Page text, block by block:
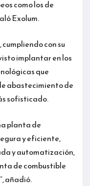
como los de
Exolum.
con su
implantar en los
que
abastecimiento de
sofisticado.
planta de
y eficiente,
y automatización,
de combustible
añadió.